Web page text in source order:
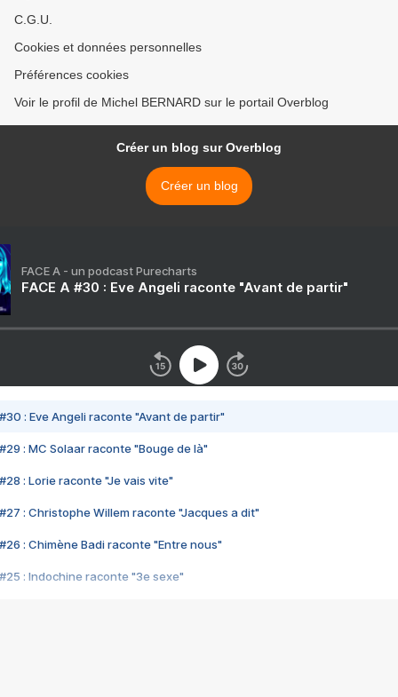
C.G.U.
Cookies et données personnelles
Préférences cookies
Voir le profil de Michel BERNARD sur le portail Overblog
Créer un blog sur Overblog
Créer un blog
FACE A - un podcast Purecharts
FACE A #30 : Eve Angeli raconte "Avant de partir"
#30 : Eve Angeli raconte "Avant de partir"
#29 : MC Solaar raconte "Bouge de là"
#28 : Lorie raconte "Je vais vite"
#27 : Christophe Willem raconte "Jacques a dit"
#26 : Chimène Badi raconte "Entre nous"
#25 : Indochine raconte "3e sexe"